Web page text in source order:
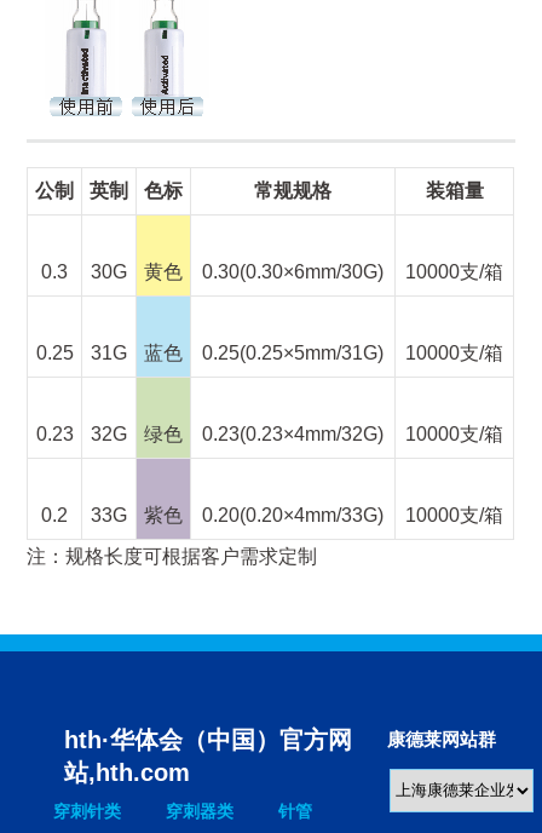
公制 英制 色标 常规规格 装箱量
0.3 30G 黄色 0.30(0.30×6mm/30G) 10000支/箱
0.25 31G 蓝色 0.25(0.25×5mm/31G) 10000支/箱
0.23 32G 绿色 0.23(0.23×4mm/32G) 10000支/箱
0.2 33G 紫色 0.20(0.20×4mm/33G)
10000支/箱
注：规格长度可根据客户需求定制
hth·华体会（中国）官方网
站,hth.com
穿刺针类 穿刺器类 针管
康德莱网站群